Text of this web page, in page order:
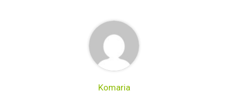
Komaria